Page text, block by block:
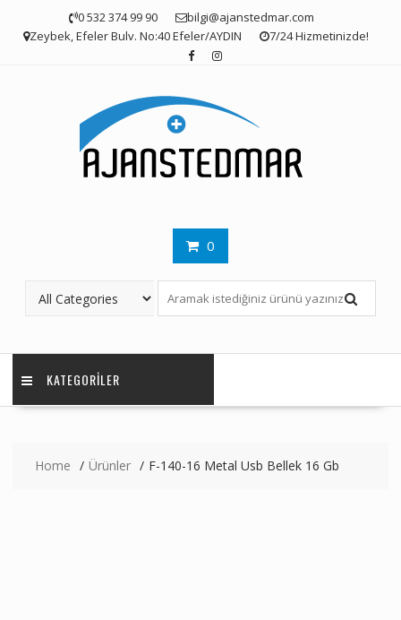
0 532 374 99 90
bilgi@ajanstedmar.com
Zeybek, Efeler Bulv. No:40 Efeler/AYDIN
7/24 Hizmetinizde!
0
KATEGORILER
Home Ürünler F-140-16 Metal Usb Bellek 16 Gb